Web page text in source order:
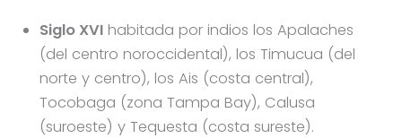
Siglo XVIhabitada por indios los Apalaches
(del centro noroccidental), los Timucua (del
norte y centro), los Ais (costa central),
Tocobaga (zona Tampa Bay), Calusa
(suroeste) y Tequesta (costa sureste).